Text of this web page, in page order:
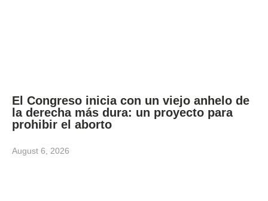
El Congreso inicia con un viejo anhelo de
la derecha más dura: un proyecto para
prohibir el aborto
August 6, 2026